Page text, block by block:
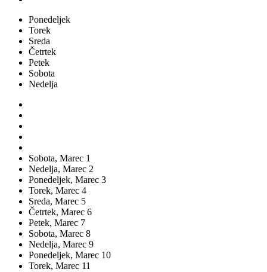
Ponedeljek
Torek
Sreda
Četrtek
Petek
Sobota
Nedelja
Sobota, Marec 1
Nedelja, Marec 2
Ponedeljek, Marec 3
Torek, Marec 4
Sreda, Marec 5
Četrtek, Marec 6
Petek, Marec 7
Sobota, Marec 8
Nedelja, Marec 9
Ponedeljek, Marec 10
Torek, Marec 11